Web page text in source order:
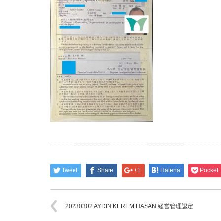
Tweet Share +1 Hatena Pocket
20230302 AYDIN KEREM HASAN 経営管理認定